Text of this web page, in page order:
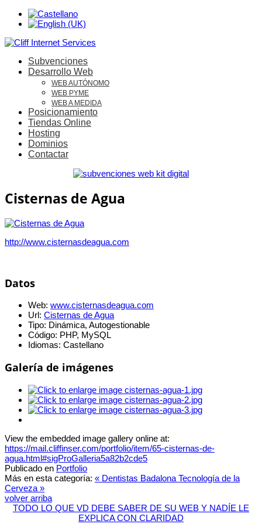
Subvenciones
Desarrollo Web
WEB AUTÓNOMO
WEB PYME
WEB A MEDIDA
Posicionamiento
Tiendas Online
Hosting
Dominios
Contactar
Cisternas de Agua
http://www.cisternasdeagua.com
Datos
Web: www.cisternasdeagua.com
Url: Cisternas de Agua
Tipo: Dinámica, Autogestionable
Código: PHP, MySQL
Idiomas: Castellano
Galería de imágenes
View the embedded image gallery online at:
https://mail.cliffinser.com/portfolio/item/65-cisternas-de-
agua.html#sigProGalleria5a82b2cde5
Publicado en Portfolio
Más en esta categoría: « Dentistas Badalona Tecnología de la
Cerveza »
volver arriba
TODO LO QUE VD DEBE SABER DE SU WEB Y NADÍE LE
EXPLICA CON CLARIDAD